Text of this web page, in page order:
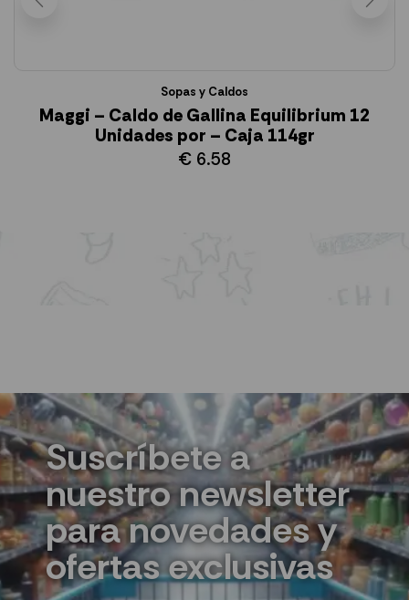
Sopas y Caldos
Maggi – Caldo de Gallina Equilibrium 12
Unidades por – Caja 114gr
€ 6.58
Suscríbete a
nuestro newsletter
para novedades y
ofertas exclusivas